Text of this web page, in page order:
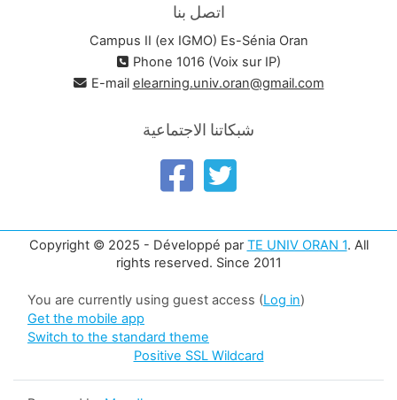
اتصل بنا
Campus II (ex IGMO) Es-Sénia Oran
Phone 1016 (Voix sur IP)
E-mail elearning.univ.oran@gmail.com
شبكاتنا الاجتماعية
Copyright © 2025 - Développé par TE UNIV ORAN 1. All
rights reserved. Since 2011
You are currently using guest access (Log in)
Get the mobile app
Switch to the standard theme
Positive SSL Wildcard